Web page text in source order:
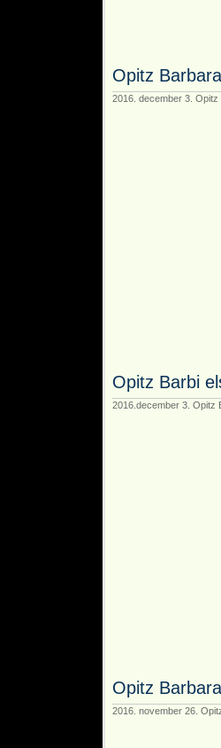
Opitz
2016. december 3.
Opitz Barbi
2016.december 3. Opitz
Opitz
2016. november 26.